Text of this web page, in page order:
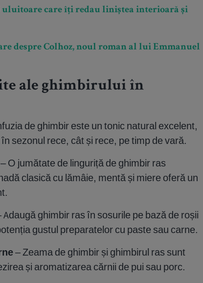
uluitoare care îți redau liniștea interioară și
despre Colhoz, noul roman al lui Emmanuel
ale ghimbirului în
de ghimbir este un tonic natural excelent,
sezonul rece, cât și rece, pe timp de vară.
– O jumătate de linguriță de ghimbir ras
clasică cu lămâie, mentă și miere oferă un
Adaugă ghimbir ras în sosurile pe bază de roșii
gustul preparatelor cu paste sau carne.
– Zeama de ghimbir și ghimbirul ras sunt
și aromatizarea cărnii de pui sau porc.